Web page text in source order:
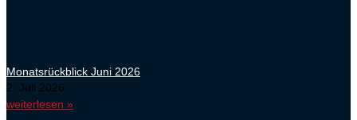
Monatsrückblick Juni 2026
2. Juli 2026
weiterlesen »